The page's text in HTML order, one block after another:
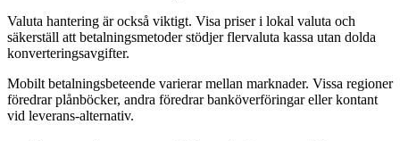
Valuta hantering är också viktigt. Visa priser i lokal valuta och
säkerställ att betalningsmetoder stödjer flervaluta kassa utan dolda
konverteringsavgifter.
Mobilt betalningsbeteende varierar mellan marknader. Vissa regioner
föredrar plånböcker, andra föredrar banköverföringar eller kontant
vid leverans-alternativ.